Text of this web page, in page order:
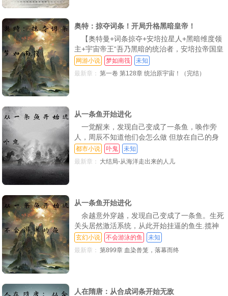
第72章 杀人魔树
第75章 龙马？ 第76章 欺猴太甚 第77章 齐天大圣
第78章 大圣齐聚 第79章 震动世间 第80章 初见
第81章 第一反骨仔 第82章 反杀
第84章 一击破阵
第90章 鸿运当头 第91章 成他一人
第93章 罗汉来袭 第94章 北海之变 第95章 黑日法相
第96章 怒从心起
第99章 三大妖王，雷霆化液！
第105章 三花聚顶，五气朝元！
第109章 补天神丹，三人混战！ 第110章 大圣之姿，蟠桃盛宴！
第111章 大闹天宫，永世囚笼！ 第112章 威压群妖，鲲鹏落子！
第114章 哪吒震动，嗑药神猴！
第117章 法天象地，哪吒神威
始种族
奥特：掠夺词条！开局升格黑暗皇帝！
【奥特曼+词条掠夺+安培拉星人+黑暗维度领
主+宇宙帝王“吾乃黑暗的统治者，安培拉帝国皇
帝，圣烬的复仇者—雷霆雅塔莱斯！光之国，你
们越界了，臣服于我，当有一线生机 一觉醒
镇压宇
网游小说 梦如南筏
未知
最新章： 第一卷 第128章 统治原宇宙！（完结）
从一条鱼开始进化
一觉醒来，发现自己变成了一条鱼，唤作旁
人，周辰不知道他们会怎么做 但放在自己的身
上，那就只有一句话：不自由，毋宁死。一个
字，想方设法，赶紧逃出去，殊不知它的逃跑计
都市小说 卟鬼
未知
最新章： 大结局-从海洋走出来的人儿
从一条鱼开始进化
余越意外穿越，发现自己变成了一条鱼。生死
关头居然激活系统，从此开始挂逼的鱼生.揽神
女，踏四界，灭异族，掌轮回 且看余越如何翻
越龙门，成就巅峰。
玄幻小说 不会游泳的鱼
未知
最新章： 第899章 血染兽笼，落幕而终
人在隋唐：从合成词条开始无敌